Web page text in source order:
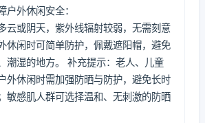
户外休闲安全：
云或阴天，紫外线辐射较弱，无需刻意
休闲时可简单防护，佩戴遮阳帽，避免
潮湿的地方。 补充提示：老人、儿童
外休闲时需加强防晒与防护，避免长时
敏感肌人群可选择温和、无刺激的防晒